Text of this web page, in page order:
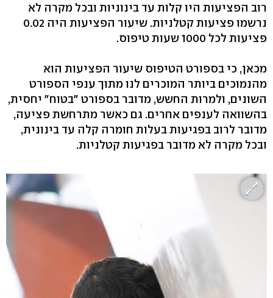
רוב הפציעות היו קלות עד בינוניות ובכל מקרה לא
נרשמו פציעות קטלניות. שיעור הפציעות היה 0.02
פציעות לכל 1000 שעות טיפוס.
מכאן, כי בספורט הטיפוס שיעור הפציעות הוא
מהנמוכים ביותר המוכרים לנו מתוך ענפי הספורט
השונים, ולמרות החשש, מדובר בספורט "בטוח" יחסית,
בהשוואה לענפים אחרים. גם כאשר מתרחשת פציעה,
מדובר לרוב בפגיעות בעלות חומרה קלה עד בינונית,
ובכל מקרה לא מדובר בפגיעות קטלניות.